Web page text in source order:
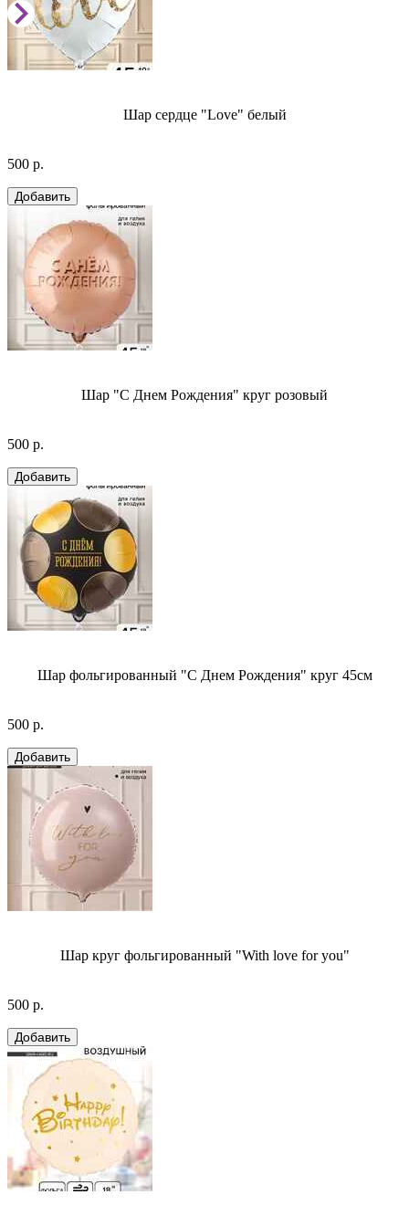
Шар сердце "Love" белый
500 р.
Шар "С Днем Рождения" круг розовый
500 р.
Шар фольгированный "С Днем Рождения" круг 45см
500 р.
Шар круг фольгированный "With love for you"
500 р.